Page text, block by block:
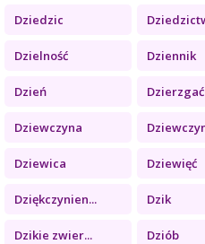
Dziedzic
Dzielność Dziennik
Dzień Dzierzgać
Dziewczyna
Dziewica Dziewięć
Dziękczynien... Dzik
Dzikie zwier... Dziób